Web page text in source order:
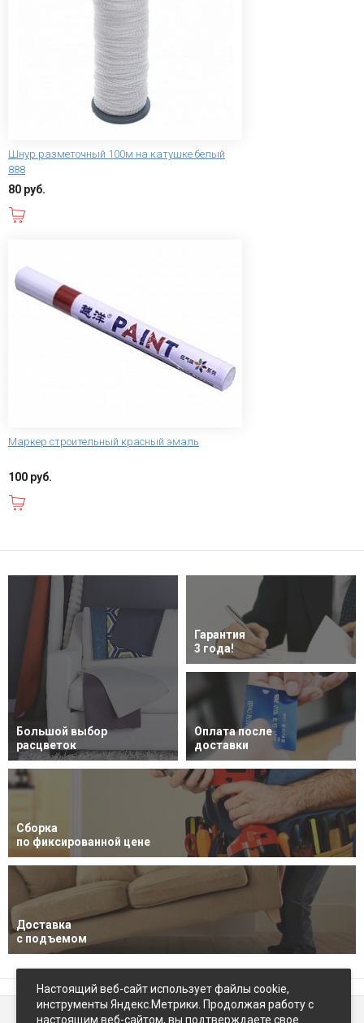
Шнур разметочный 100м на катушке белый
888
80 руб.
Маркер строительный красный эмаль
100 руб.
Большой выбор
расцветок
Гарантия
3 года!
Оплата после
доставки
Сборка
по фиксированной цене
Доставка
с подъемом
Настоящий веб-сайт использует файлы cookie,
инструменты Яндекс.Метрики. Продолжая работу с
настоящим веб-сайтом, вы подтверждаете свое